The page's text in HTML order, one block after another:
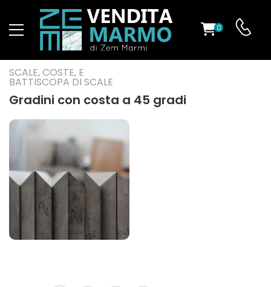
0
SCALE, COSTE, E
BATTISCOPA DI SCALE
Gradini con costa a 45 gradi